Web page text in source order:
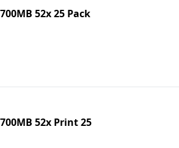
52x 25 Pack
52x Print 25